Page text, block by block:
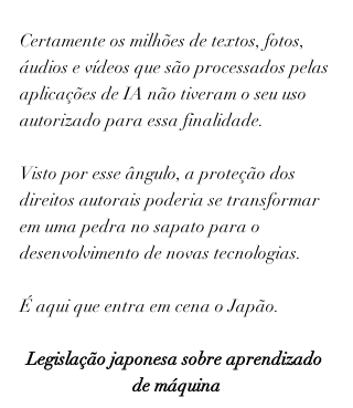
Certamente os milhões de textos, fotos,
áudios e vídeos que são processados pelas
aplicações de IA não tiveram o seu uso
autorizado para essa finalidade.
Visto por esse ângulo, a proteção dos
direitos autorais poderia se transformar
em uma pedra no sapato para o
desenvolvimento de novas tecnologias.
É aqui que entra em cena o Japão.
Legislação japonesa sobre aprendizado
de máquina